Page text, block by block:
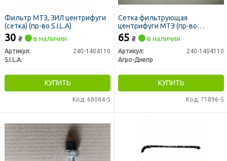
Фильтр МТЗ, ЗИЛ центрифуги
(сетка) (пр-во S.I.L.A)
30 ₴ в наличии
Артикул:
240-1404110
S.I.L.A.
КУПИТЬ
Код: 68084-5
Сетка фильтрующая
центрифуги МТЗ (пр-во
Украина)
65 ₴ в наличии
Артикул:
240-1404110
Агро-Днепр
КУПИТЬ
Код: 71896-5